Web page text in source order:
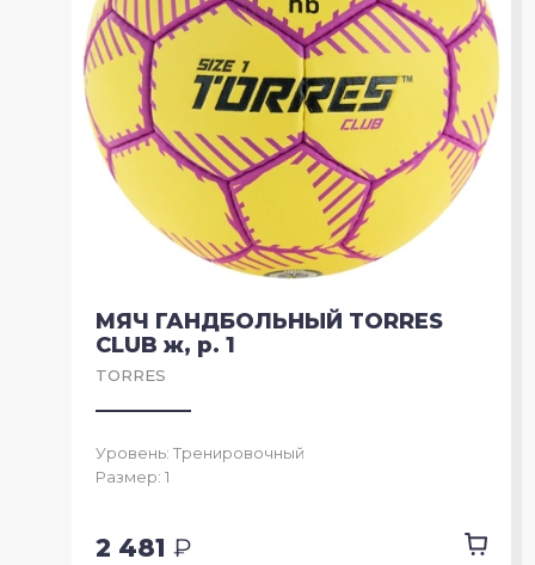
МЯЧ ГАНДБОЛЬНЫЙ TORRES
CLUB ж, р. 1
TORRES
Уровень: Тренировочный
Размер: 1
2 481 ₽